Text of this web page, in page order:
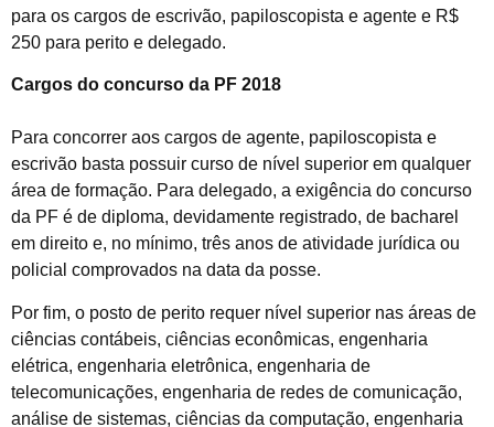
para os cargos de escrivão, papiloscopista e agente e R$
250 para perito e delegado.
Cargos do concurso da PF 2018
Para concorrer aos cargos de agente, papiloscopista e
escrivão basta possuir curso de nível superior em qualquer
área de formação. Para delegado, a exigência do concurso
da PF é de diploma, devidamente registrado, de bacharel
em direito e, no mínimo, três anos de atividade jurídica ou
policial comprovados na data da posse.
Por fim, o posto de perito requer nível superior nas áreas de
ciências contábeis, ciências econômicas, engenharia
elétrica, engenharia eletrônica, engenharia de
telecomunicações, engenharia de redes de comunicação,
análise de sistemas, ciências da computação, engenharia